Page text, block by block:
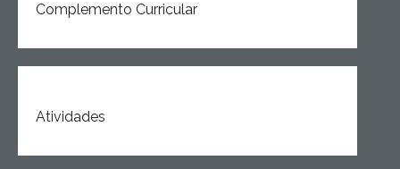
Complemento Curricular
Atividades